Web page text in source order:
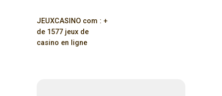
vinster
JEUXCASINO com : +
de 1577 jeux de
casino en ligne